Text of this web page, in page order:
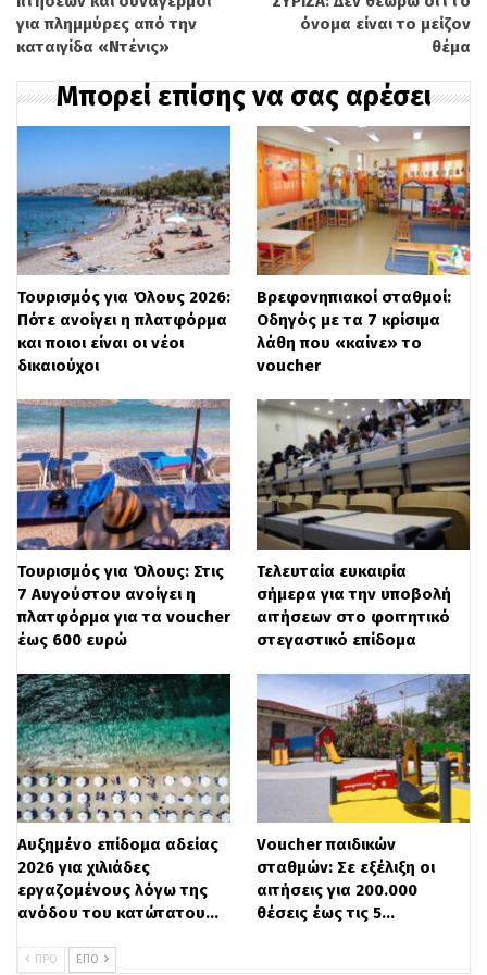
οικονομίας καθώς και αγροτουρισμού.
– 36.500 θέσεις μέσω της κοινωφελούς
εργασίας στους δήμους
– 3.000 θέσεις κατάρτισης και
απασχόλησης για άτομα με αναπηρίες
– 22.000 θέσεις σε διάφορες δράσεις
κατάρτισης και απασχόλησης
για μακροχρόνια άνεργους
– 5.000 γυναίκες θα ειδικευτούν και θα
καταρτιστούν σε θέματα γυναικείας
επιχειρηματικότητας
– 2.500 πρώην κρατούμενοι θα
επανέλθουν στην κοινωνία μέσω της
εργασίας
Τα προγράμματα κατάρτισης θα
υλοποιηθούν µε το σύστημα επιταγής
κατάρτισης (training voucher) και θα
περιλαμβάνουν την ακόλουθη δέσμη
παρεμβάσεων:
– Συµβουλευτική υποστήριξη.
– Πρόγραμμα θεωρητικής κατάρτισης σε
ειδικότητα του κλάδου Τεχνολογιών,
για πλημμύρες από την
καταιγίδα «Ντένις»
όνομα είναι το μείζον
θέμα
Μπορεί επίσης να σας αρέσει
Τουρισμός για Όλους 2026:
Πότε ανοίγει η πλατφόρμα
και ποιοι είναι οι νέοι
δικαιούχοι
Βρεφονηπιακοί σταθμοί:
Οδηγός με τα 7 κρίσιμα
λάθη που «καίνε» το
voucher
Τουρισμός για Όλους: Στις
7 Αυγούστου ανοίγει η
πλατφόρμα για τα voucher
έως 600 ευρώ
Τελευταία ευκαιρία
σήμερα για την υποβολή
αιτήσεων στο φοιτητικό
στεγαστικό επίδομα
Αυξημένο επίδομα αδείας
2026 για χιλιάδες
εργαζομένους λόγω της
ανόδου του κατώτατου…
Voucher παιδικών
σταθμών: Σε εξέλιξη οι
αιτήσεις για 200.000
θέσεις έως τις 5…
ΠΡΟ ΕΠΌ